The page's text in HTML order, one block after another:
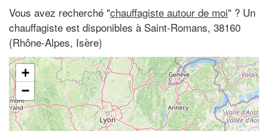
Vous avez recherché "chauffagiste autour de moi" ? Un
chauffagiste est disponibles à Saint-Romans, 38160
(Rhône-Alpes, Isère)
+
−